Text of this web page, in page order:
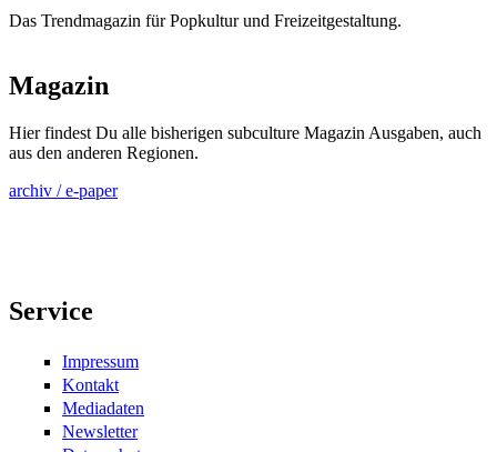
Das Trendmagazin für Popkultur und Freizeitgestaltung.
Magazin
Hier findest Du alle bisherigen subculture Magazin Ausgaben, auch
aus den anderen Regionen.
archiv / e-paper
Service
Impressum
Kontakt
Mediadaten
Newsletter